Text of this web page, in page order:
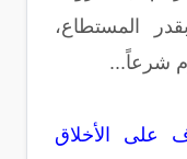
المستطاع،
شرعاً...
على الأخلاق